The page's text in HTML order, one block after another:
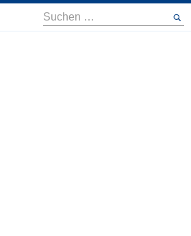
Suche
nach: